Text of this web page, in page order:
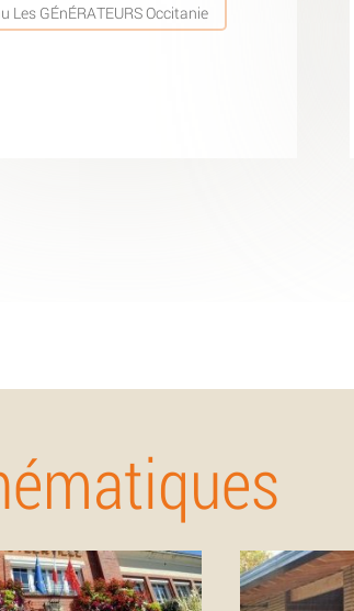
Les GÉnÉRATEURS Occitanie